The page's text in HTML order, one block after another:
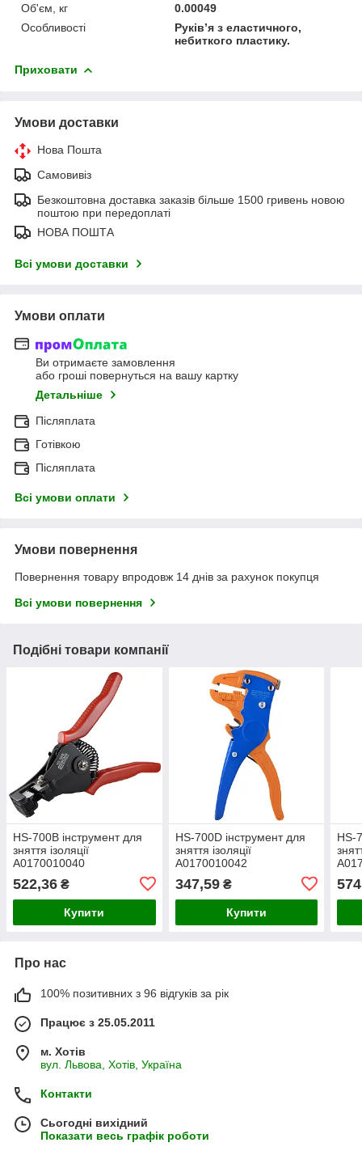
Об'єм, кг
0.00049
Особливості
Руків’я з еластичного,
небиткого пластику.
Приховати
Умови доставки
Нова Пошта
Самовивіз
Безкоштовна доставка заказів більше 1500 гривень новою
поштою при передоплаті
НОВА ПОШТА
Всі умови доставки
Умови оплати
Ви отримаєте замовлення
або гроші повернуться на вашу картку
Детальніше
Післяплата
Готівкою
Післяплата
Всі умови оплати
Умови повернення
Повернення товару впродовж 14 днів за рахунок покупця
Всі умови повернення
Подібні товари компанії
HS-700B інструмент для
зняття ізоляції
A0170010040
522,36 ₴
Купити
HS-700D інструмент для
зняття ізоляції
A0170010042
347,59₴
Купити
HS-
Про нас
100% позитивних з 96 відгуків за рік
Працює з 25.05.2011
м. Хотів
вул. Львова, Хотів, Україна
Контакти
Сьогодні вихідний
Показати весь графік роботи